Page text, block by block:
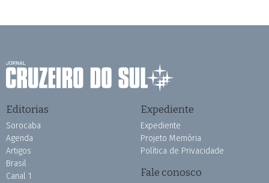
Editorias
Sorocaba
Agenda
Artigos
Brasil
Canal 1
Expediente
Expediente
Projeto Memória
Política de Privacidade
Fale conosco